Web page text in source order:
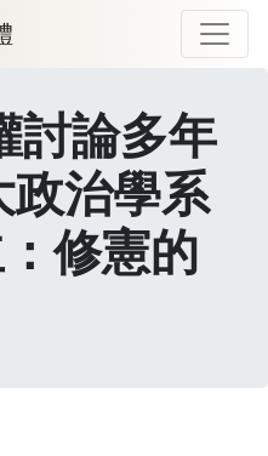
討論多年
政治學系
修憲的